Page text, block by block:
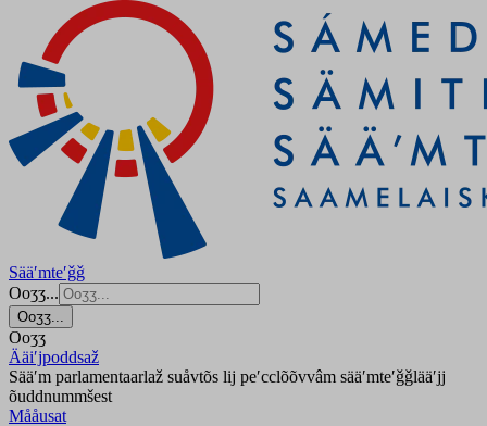
Sääʹmteʹǧǧ
Ooʒʒ...
Ooʒʒ...
Ooʒʒ
Ääiʹjpoddsaž
Sääʹm parlamentaarlaž suåvtõs lij peʹcclõõvvâm sääʹmteʹǧǧlääʹjj
õuddnummšest
Mååusat